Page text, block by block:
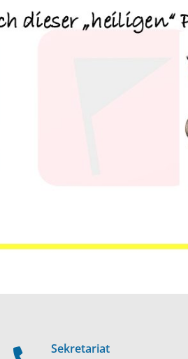
Sekretariat